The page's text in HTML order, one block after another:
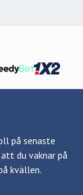
på senaste
du vaknar på
kvällen.